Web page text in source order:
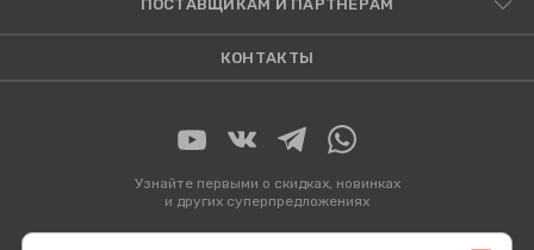
ПОСТАВЩИКАМ И ПАРТНЕРАМ
КОНТАКТЫ
Узнайте первыми о скидках, новинках
и других суперпредложениях